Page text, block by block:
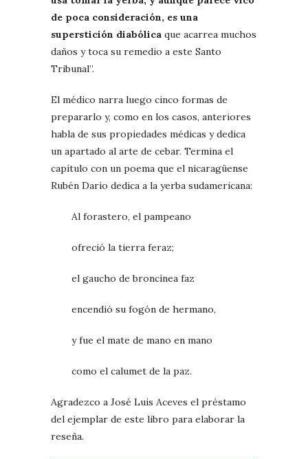
de poca consideración, es una
superstición diabólica que acarrea muchos
daños y toca su remedio a este Santo
Tribunal”.
El médico narra luego cinco formas de
prepararlo y, como en los casos, anteriores
habla de sus propiedades médicas y dedica
un apartado al arte de cebar. Termina el
capítulo con un poema que el nicaragüense
Rubén Darío dedica a la yerba sudamericana:
Al forastero, el pampeano
ofreció la tierra feraz;
el gaucho de broncínea faz
encendió su fogón de hermano,
y fue el mate de mano en mano
como el calumet de la paz.
Agradezco a José Luis Aceves el préstamo
del ejemplar de este libro para elaborar la
reseña.